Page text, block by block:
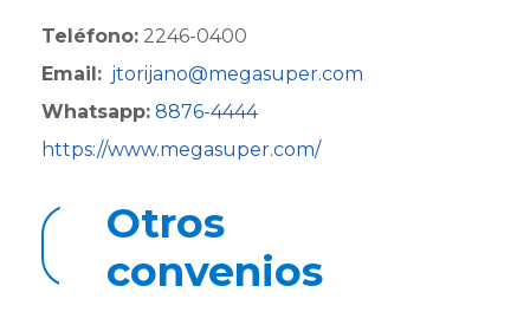
Teléfono: 2246-0400
Email: jtorijano@megasuper.com
Whatsapp: 8876-4444
https://www.megasuper.com/
Regresar a convenios
Otros
convenios